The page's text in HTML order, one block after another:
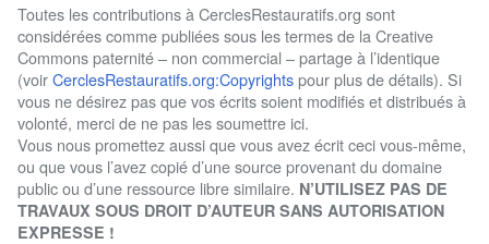
Toutes les contributions à CerclesRestauratifs.org sont
considérées comme publiées sous les termes de la Creative
Commons paternité – non commercial – partage à l’identique
(voirCerclesRestauratifs.org:Copyrightspour plus de détails). Si
vous ne désirez pas que vos écrits soient modifiés et distribués à
volonté, merci de ne pas les soumettre ici.
Vous nous promettez aussi que vous avez écrit ceci vous-même,
ou que vous l’avez copié d’une source provenant du domaine
public ou d’une ressource libre similaire. N’UTILISEZ PAS DE
TRAVAUX SOUS DROIT D’AUTEUR SANS AUTORISATION
EXPRESSE !